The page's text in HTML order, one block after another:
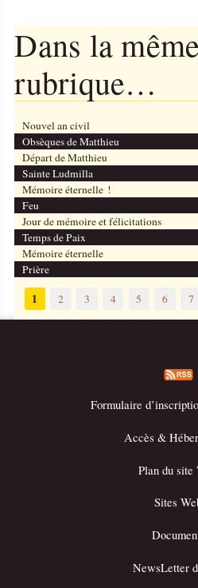
Dans la même
rubrique…
Nouvel an civil
Obsèques de Matthieu
Départ de Matthieu
Sainte Ludmilla
Mémoire éternelle !
Feu
Jour de mémoire et félicitations
Temps de Paix
Mémoire éternelle
Prière
1 2 3 4 5 6 7
Formulaire
Accès &
Plan du site
Sites
NewsLetter